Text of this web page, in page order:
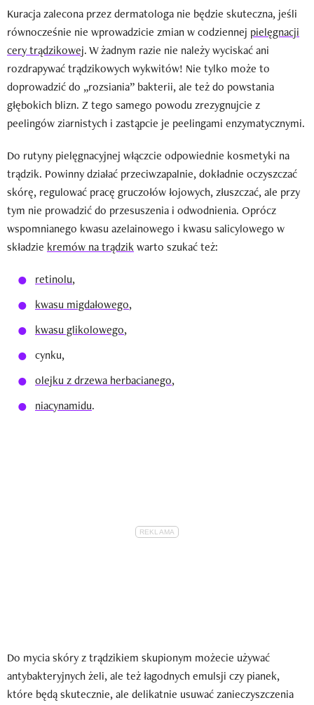
Kuracja zalecona przez dermatologa nie będzie skuteczna, jeśli
równocześnie nie wprowadzicie zmian w codziennej pielęgnacji
cery trądzikowej. W żadnym razie nie należy wyciskać ani
rozdrapywać trądzikowych wykwitów! Nie tylko może to
doprowadzić do „rozsiania” bakterii, ale też do powstania
głębokich blizn. Z tego samego powodu zrezygnujcie z
peelingów ziarnistych i zastąpcie je peelingami enzymatycznymi.
Do rutyny pielęgnacyjnej włączcie odpowiednie kosmetyki na
trądzik. Powinny działać przeciwzapalnie, dokładnie oczyszczać
skórę, regulować pracę gruczołów łojowych, złuszczać, ale przy
tym nie prowadzić do przesuszenia i odwodnienia. Oprócz
wspomnianego kwasu azelainowego i kwasu salicylowego w
składzie kremów na trądzik warto szukać też:
retinolu,
kwasu migdałowego,
kwasu glikolowego,
cynku,
olejku z drzewa herbacianego,
niacynamidu.
Do mycia skóry z trądzikiem skupionym możecie używać
antybakteryjnych żeli, ale też łagodnych emulsji czy pianek,
które będą skutecznie, ale delikatnie usuwać zanieczyszczenia